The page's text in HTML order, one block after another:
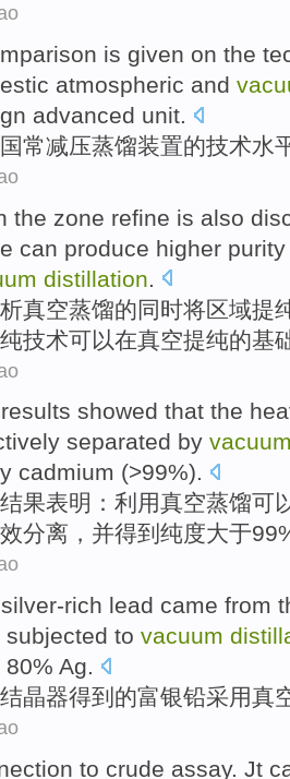
is given on the
atmospheric and
advanced unit.
常减压蒸馏装置的技术水
the zone refine is also
can produce higher purity
distillation
真空蒸馏的同时将区域提
技术可以在真空提纯的基
showed that the
separated by
cadmium (>99%).
结果表明 ： 利用真空蒸馏可
分离 ，并得到 纯度大于
rich lead came from
subjected to vacuum
80% Ag.
结晶器得到 的富银铅采用真
to crude assay. Jt